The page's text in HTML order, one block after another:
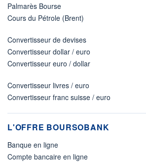
Palmarès Bourse
Cours du Pétrole (Brent)
Convertisseur de devises
Convertisseur dollar / euro
Convertisseur euro / dollar
Convertisseur livres / euro
Convertisseur franc suisse / euro
L'OFFRE BOURSOBANK
Banque en ligne
Compte bancaire en ligne